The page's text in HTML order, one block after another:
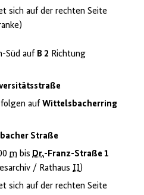
sich auf der rechten Seite
Süd auf B 2 Richtung
auf Wittelsbacherring
Straße
m bis Dr.-Franz-Straße 1
/ Rathaus II)
sich auf der rechten Seite